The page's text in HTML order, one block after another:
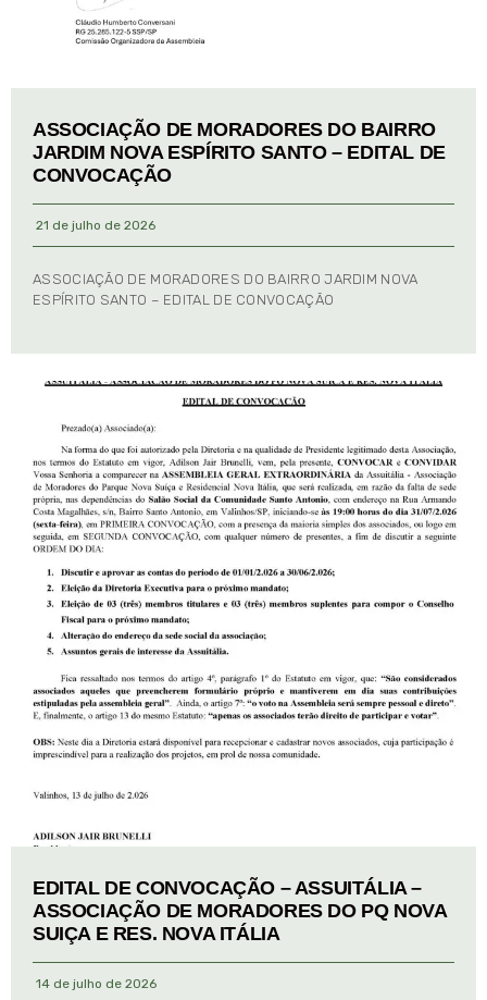
ASSOCIAÇÃO DE MORADORES DO BAIRRO
JARDIM NOVA ESPÍRITO SANTO – EDITAL DE
CONVOCAÇÃO
21 de julho de 2026
ASSOCIAÇÃO DE MORADORES DO BAIRRO JARDIM NOVA
ESPÍRITO SANTO – EDITAL DE CONVOCAÇÃO
EDITAL DE CONVOCAÇÃO – ASSUITÁLIA –
ASSOCIAÇÃO DE MORADORES DO PQ NOVA
SUIÇA E RES. NOVA ITÁLIA
14 de julho de 2026